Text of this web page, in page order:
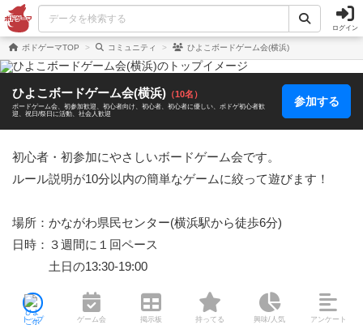
ログイン
ボドゲーマTOP コミュニティ ひよこボードゲーム会(横浜)
ひよこボードゲーム会(横浜) （10名）
ボードゲーム会 初参加歓迎 初心者向け 初心者 初心者に優しい
ボドゲ初心者歓
迎
祝日/祭日に活動 社会人歓迎
参加する
初心者・初参加にやさしいボードゲーム会です。
ルール説明が10分以内の簡単なゲームに絞って遊びます！
場所：かながわ県民センター(横浜駅から徒歩6分)
日時：３週間に１回ペース
土日の13:30-19:00
トップ ゲーム会 掲示板 持ってる 興味/人気 アンケート